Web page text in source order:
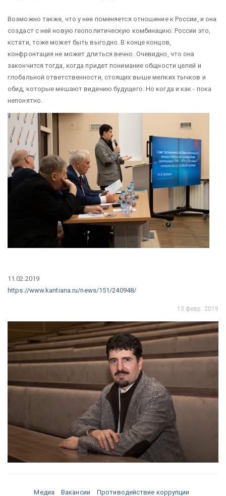
Возможно также, что у нее поменяется отношение к России, и она
создаст с ней новую геополитическую комбинацию. России это,
кстати, тоже может быть выгодно. В конце концов,
конфронтация не может длиться вечно. Очевидно, что она
закончится тогда, когда придет понимание общности целей и
глобальной ответственности, стоящих выше мелких тычков и
обид, которые мешают видению будущего. Но когда и как - пока
непонятно.
11.02.2019
https://www.kantiana.ru/news/151/240948/
13 февр. 2019
Медиа Вакансии Противодействие коррупции